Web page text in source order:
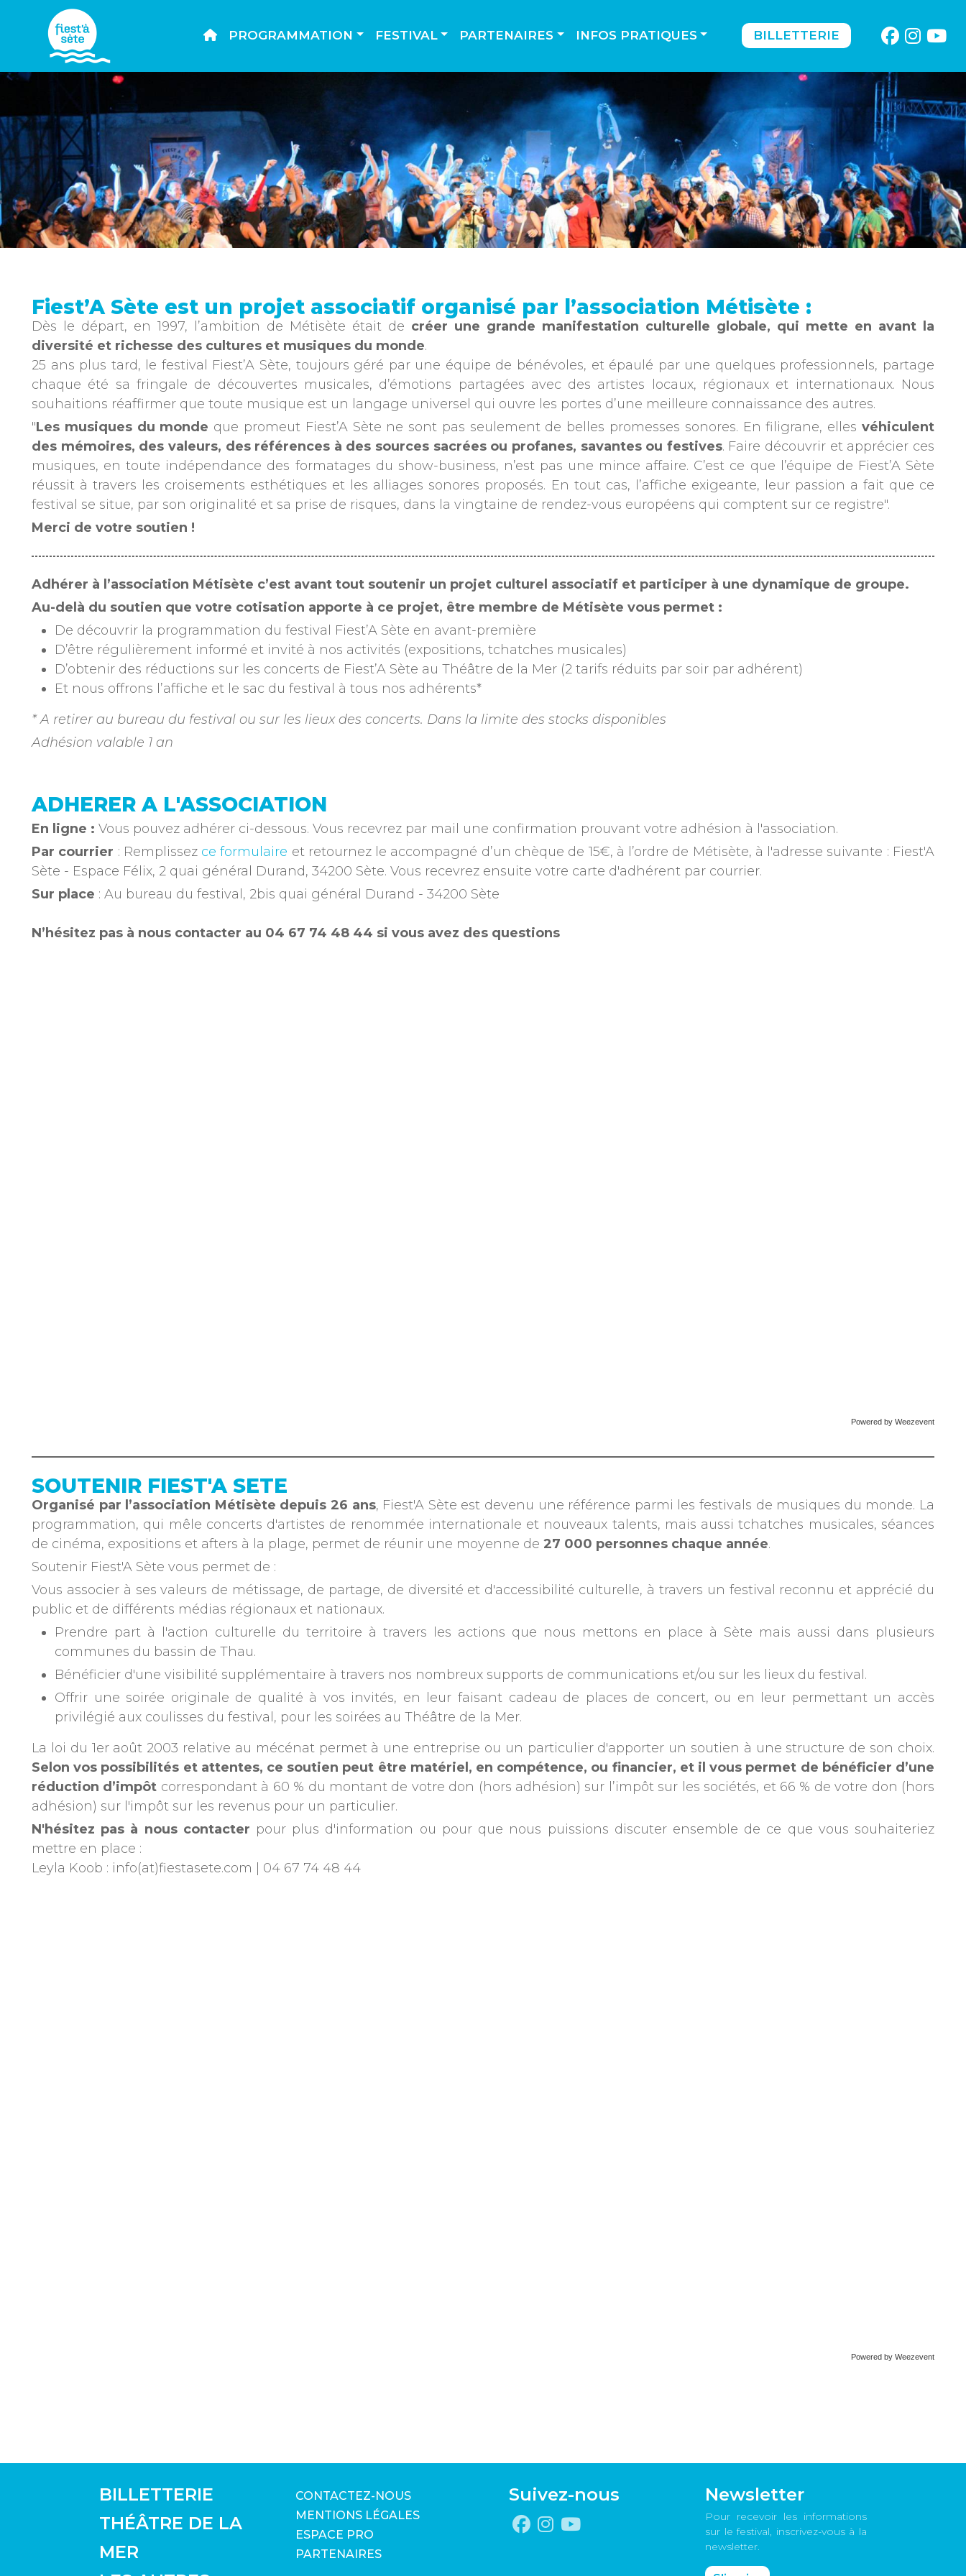
PROGRAMMATION FESTIVAL PARTENAIRES INFOS PRATIQUES BILLETTERIE
Fiest’A Sète est un projet associatif organisé par l’association Métisète :
Dès le départ, en 1997, l’ambition de Métisète était de créer une grande manifestation culturelle globale, qui mette en avant la
diversité et richesse des cultures et musiques du monde.
25 ans plus tard, le festival Fiest’A Sète, toujours géré par une équipe de bénévoles, et épaulé par une quelques professionnels, partage
chaque été sa fringale de découvertes musicales, d’émotions partagées avec des artistes locaux, régionaux et internationaux. Nous
souhaitions réaffirmer que toute musique est un langage universel qui ouvre les portes d’une meilleure connaissance des autres.
"Les musiques du monde que promeut Fiest’A Sète ne sont pas seulement de belles promesses sonores. En filigrane, ellesvéhiculent
des mémoires, des valeurs, des références à des sources sacrées ou profanes, savantes ou festives. Faire découvrir et apprécier ces
musiques, en toute indépendance des formatages du show-business, n’est pas une mince affaire. C’est ce que l’équipe de Fiest’A Sète
réussit à travers les croisements esthétiques et les alliages sonores proposés. En tout cas, l’affiche exigeante, leur passion a fait que ce
festival se situe, par son originalité et sa prise de risques, dans la vingtaine de rendez-vous européens qui comptent sur ce registre".
Merci de votre soutien !
Adhérer à l’association Métisète c’est avant tout soutenir un projet culturel associatif et participer à une dynamique de groupe.
Au-delà du soutien que votre cotisation apporte à ce projet, être membre de Métisète vous permet :
De découvrir la programmation du festival Fiest’A Sète en avant-première
D’être régulièrement informé et invité à nos activités (expositions, tchatches musicales)
D’obtenir des réductions sur les concerts de Fiest’A Sète au Théâtre de la Mer (2 tarifs réduits par soir par adhérent)
Et nous offrons l’affiche et le sac du festival à tous nos adhérents*
* A retirer au bureau du festival ou sur les lieux des concerts. Dans la limite des stocks disponibles
Adhésion valable 1 an
ADHERER A L'ASSOCIATION
En ligne : Vous pouvez adhérer ci-dessous. Vous recevrez par mail une confirmation prouvant votre adhésion à l'association.
Par courrier : Remplissez ce formulaire et retournez le accompagné d’un chèque de 15€, à l’ordre de Métisète, à l'adresse suivante : Fiest'A
Sète - Espace Félix, 2 quai général Durand, 34200 Sète. Vous recevrez ensuite votre carte d'adhérent par courrier.
Sur place : Au bureau du festival, 2bis quai général Durand - 34200 Sète
N’hésitez pas à nous contacter au 04 67 74 48 44 si vous avez des questions
SOUTENIR FIEST'A SETE
Organisé par l’association Métisète depuis 26 ans, Fiest'A Sète est devenu une référence parmi les festivals de musiques du monde. La
programmation, qui mêle concerts d'artistes de renommée internationale et nouveaux talents, mais aussi tchatches musicales, séances
de cinéma, expositions et afters à la plage, permet de réunir une moyenne de
Soutenir Fiest'A Sète vous permet de :
Vous associer à ses valeurs de métissage, de partage, de diversité et d'accessibilité culturelle, à travers un festival reconnu et apprécié du
public et de différents médias régionaux et nationaux.
Prendre part à l'action culturelle du territoire à travers les actions que nous mettons en place à Sète mais aussi dans plusieurs
communes du bassin de Thau.
Bénéficier d'une visibilité supplémentaire à travers nos nombreux supports de communications et/ou sur les lieux du festival.
Offrir une soirée originale de qualité à vos invités, en leur faisant cadeau de places de concert, ou en leur permettant un accès
La loi du 1er août 2003 relative au mécénat permet à une entreprise ou un particulier d'apporter un soutien à une structure de son choix.
Selon vos possibilités et attentes, ce soutien peut être matériel, en compétence, ou financier, et il vous permet de bénéficier d’une
réduction d’impôtcorrespondant à 60 % du montant de votre don (hors adhésion) sur l’impôt sur les sociétés, et 66 % de votre don (hors
adhésion) sur l'impôt sur les revenus pour un particulier.
N'hésitez pas à nous contacter
mettre en place :
BILLETTERIE
THÉÂTRE DE LA
CONTACTEZ-NOUS
MENTIONS LÉGALES
Suivez-nous Newsletter
sur le festival, inscrivez-vous à la